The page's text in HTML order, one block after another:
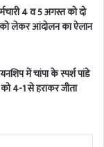
4 व 5 अगस्त को दो
को लेकर आंदोलन का ऐलान
में चांपा के स्पर्श पांडे
को 4-1 से हराकर जीता